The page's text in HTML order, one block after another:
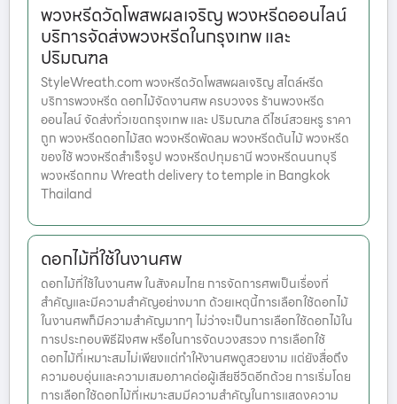
พวงหรีดวัดโพสพผลเจริญ พวงหรีดออนไลน์
บริการจัดส่งพวงหรีดในกรุงเทพ และ
ปริมณฑล
StyleWreath.com พวงหรีดวัดโพสพผลเจริญ สไตล์หรีด
บริการพวงหรีด ดอกไม้จัดงานศพ ครบวงจร ร้านพวงหรีด
ออนไลน์ จัดส่งทั่วเขตกรุงเทพ และ ปริมณฑล ดีไซน์สวยหรู ราคา
ถูก พวงหรีดดอกไม้สด พวงหรีดพัดลม พวงหรีดต้นไม้ พวงหรีด
ของใช้ พวงหรีดสำเร็จรูป พวงหรีดปทุมธานี พวงหรีดนนทบุรี
พวงหรีดกทม Wreath delivery to temple in Bangkok
Thailand
ดอกไม้ที่ใช้ในงานศพ
ดอกไม้ที่ใช้ในงานศพ ในสังคมไทย การจัดการศพเป็นเรื่องที่
สำคัญและมีความสำคัญอย่างมาก ด้วยเหตุนี้การเลือกใช้ดอกไม้
ในงานศพก็มีความสำคัญมากๆ ไม่ว่าจะเป็นการเลือกใช้ดอกไม้ใน
การประกอบพิธีฝังศพ หรือในการจัดบวงสรวง การเลือกใช้
ดอกไม้ที่เหมาะสมไม่เพียงแต่ทำให้งานศพดูสวยงาม แต่ยังสื่อถึง
ความอบอุ่นและความเสมอภาคต่อผู้เสียชีวิตอีกด้วย การเริ่มโดย
การเลือกใช้ดอกไม้ที่เหมาะสมมีความสำคัญในการแสดงความ